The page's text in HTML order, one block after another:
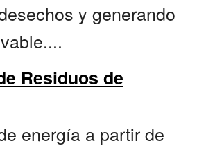
y generando
Residuos de
energía a partir de